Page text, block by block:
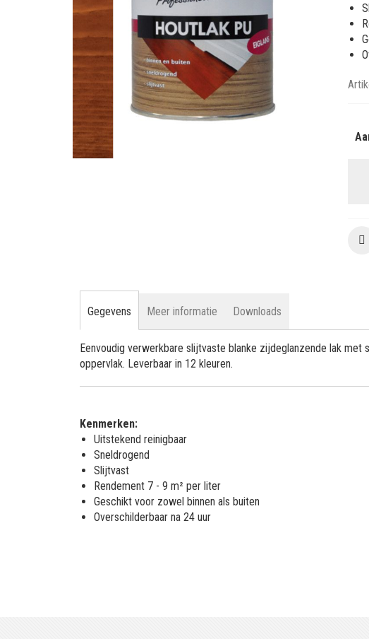
gallerij
Gegevens
Eenvoudig verwerkbare slijtvaste blanke zijdeglanzende lak
oppervlak. Leverbaar in 12 kleuren.
Kenmerken:
Uitstekend reinigbaar
Sneldrogend
Slijtvast
Rendement 7 - 9 m² per liter
Geschikt voor zowel binnen als buiten
Overschilderbaar na 24 uur
Meer informatie Downloads